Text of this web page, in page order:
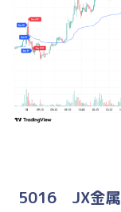
5016 JX金属